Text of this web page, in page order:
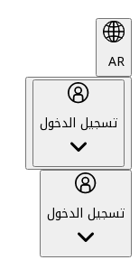
AR
تسجيل الدخول
تسجيل الدخول